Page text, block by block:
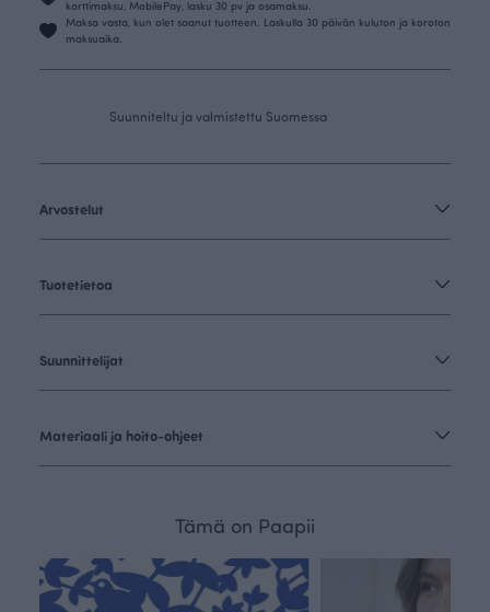
korttimaksu, MobilePay, lasku 30 pv ja osamaksu.
Maksa vasta, kun olet saanut tuotteen. Laskulla 30 päivän kuluton ja koroton
maksuaika.
Suunniteltu ja valmistettu Suomessa
Arvostelut
Tuotetietoa
Suunnittelijat
Materiaali ja hoito-ohjeet
Tämä on Paapii